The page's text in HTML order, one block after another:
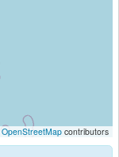
OpenStreetMap contributors